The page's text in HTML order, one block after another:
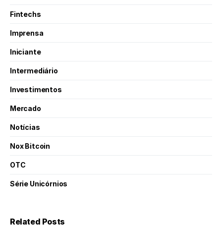
Fintechs
Imprensa
Iniciante
Intermediário
Investimentos
Mercado
Notícias
Nox Bitcoin
OTC
Série Unicórnios
Related Posts